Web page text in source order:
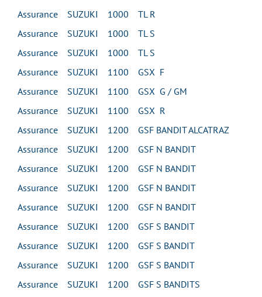
Assurance SUZUKI 1000 TL R
Assurance SUZUKI 1000 TL S
Assurance SUZUKI 1000 TL S
Assurance SUZUKI 1100 GSX F
Assurance SUZUKI 1100 GSX G / GM
Assurance SUZUKI 1100 GSX R
Assurance SUZUKI 1200 GSF BANDIT ALCATRAZ
Assurance SUZUKI 1200 GSF N BANDIT
Assurance SUZUKI 1200 GSF N BANDIT
Assurance SUZUKI 1200 GSF N BANDIT
Assurance SUZUKI 1200 GSF N BANDIT
Assurance SUZUKI 1200 GSF S BANDIT
Assurance SUZUKI 1200 GSF S BANDIT
Assurance SUZUKI 1200 GSF S BANDIT
Assurance SUZUKI 1200 GSF S BANDITS